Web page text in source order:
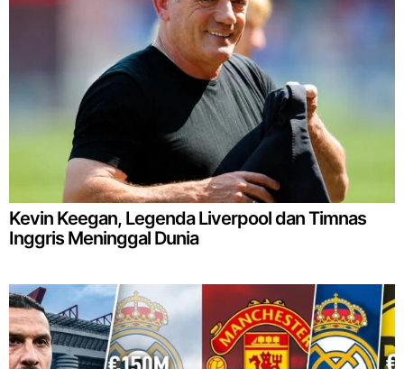
Kevin Keegan, Legenda Liverpool dan Timnas
Inggris Meninggal Dunia